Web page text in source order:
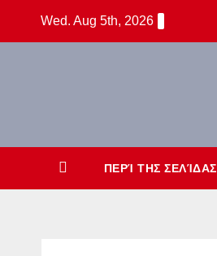
Wed. Aug 5th, 2026
ΠΕΡΊ ΤΗΣ ΣΕΛΊΔΑΣ